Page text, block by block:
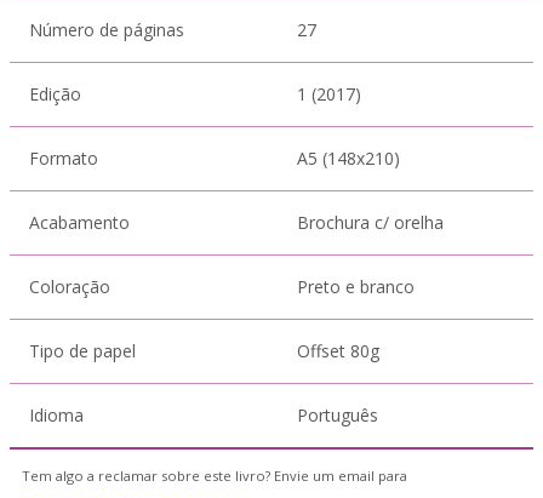
Número de páginas 27
Edição 1 (2017)
Formato A5 (148x210)
Acabamento Brochura c/ orelha
Coloração Preto e branco
Tipo de papel Offset 80g
Idioma Português
Tem algo a reclamar sobre este livro? Envie um email para